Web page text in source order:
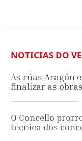
NOTICIAS DO
As rúas Aragón
finalizar as
O Concello
técnica dos